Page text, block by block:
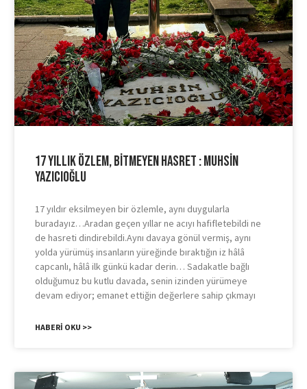
17 Yıllık Özlem, Bitmeyen Hasret : Muhsin
Yazıcıoğlu
17 yıldır eksilmeyen bir özlemle, aynı duygularla
buradayız…Aradan geçen yıllar ne acıyı hafifletebildi ne
de hasreti dindirebildi.Aynı davaya gönül vermiş, aynı
yolda yürümüş insanların yüreğinde bıraktığın iz hâlâ
capcanlı, hâlâ ilk günkü kadar derin… Sadakatle bağlı
olduğumuz bu kutlu davada, senin izinden yürümeye
devam ediyor; emanet ettiğin değerlere sahip çıkmayı
HABERI OKU >>